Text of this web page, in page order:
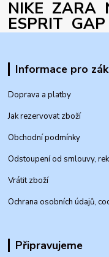
NIKE ZARA
ESPRIT GAP
Informace pro
Doprava a platby
Jak rezervovat zboží
Obchodní podmínky
Odstoupení od smlouvy,
Vrátit zboží
Ochrana osobních údajů,
Připravujeme